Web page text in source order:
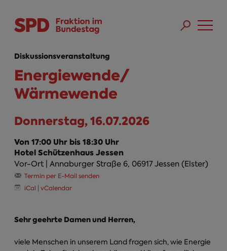
Diskussionsveranstaltung
Energiewende/
Wärmewende
Donnerstag, 16.07.2026
Von 17:00 Uhr bis 18:30 Uhr
Hotel Schützenhaus Jessen
Vor-Ort | Annaburger Straße 6, 06917 Jessen (Elster)
Termin per E-Mail senden
iCal | vCalendar
Sehr geehrte Damen und Herren,
viele Menschen in unserem Land fragen sich, wie Energie